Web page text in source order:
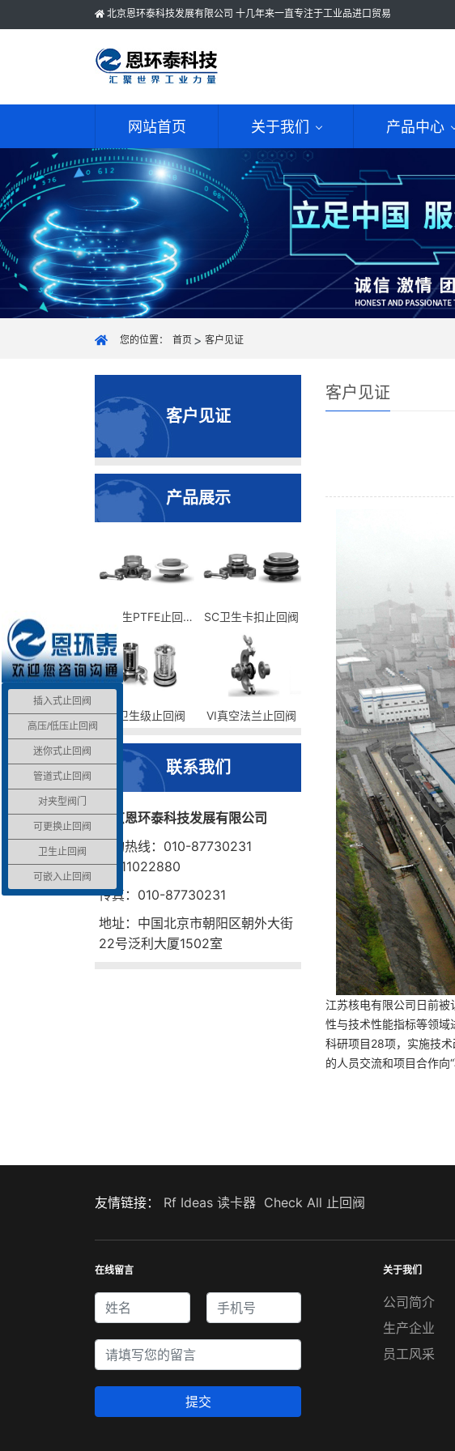
北京恩环泰科技发展有限公司 十几年来一直专注于工业品进口贸易
网站首页 关于我们 产品中心
您的位置： 首页 客户见证
客户见证
产品展示
TC卫生PTFE止回阀 SC卫生卡扣止回阀
3S卫生级止回阀 VI真空法兰止回阀
联系我们
北京恩环泰科技发展有限公司
咨询热线：010-87730231
15611022880
传真：010-87730231
地址：中国北京市朝阳区朝外大街
22号泛利大厦1502室
客户见证
江苏核电有限公司日前被
性与技术性能指标等领域
科研项目28项，实施技
的人员交流和项目合作
友情链接： Rf Ideas 读卡器 Check All 止回阀
在线留言
提交
关于我们
公司简介
生产企业
员工风采
插入式止回阀
高压/低压止回阀
迷你式止回阀
管道式止回阀
对夹型阀门
可更换止回阀
卫生止回阀
可嵌入止回阀